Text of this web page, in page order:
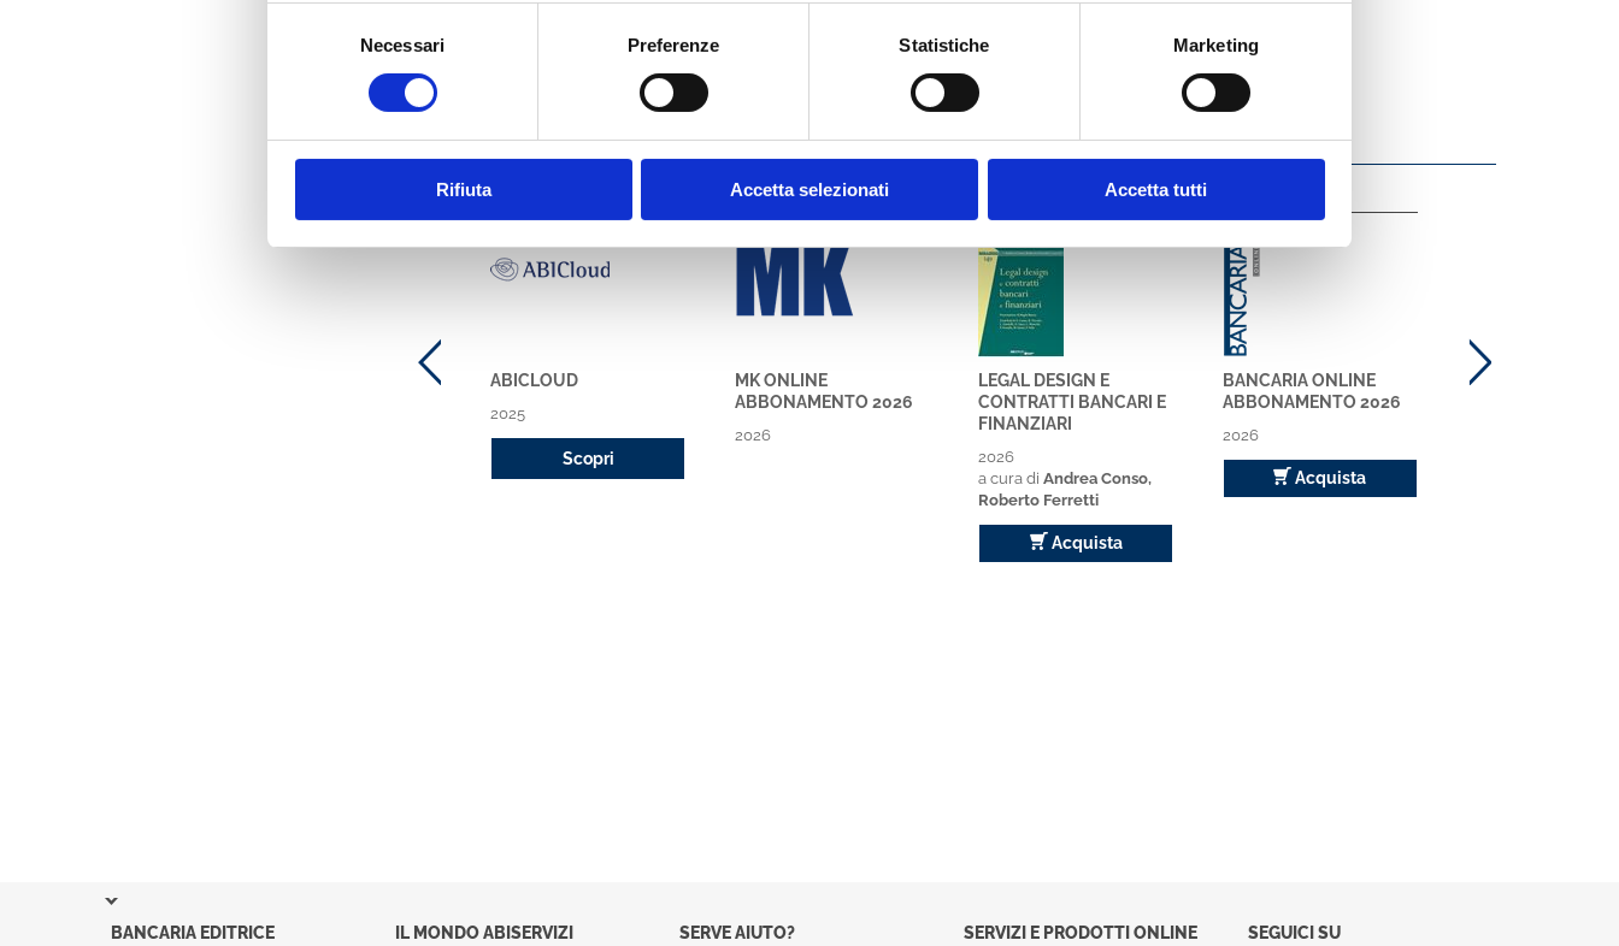
Necessari Preferenze Statistiche Marketing
Rifiuta Accetta selezionati Accetta tutti
Ti potrebbe interessare anche
ABICLOUD
BANCARIA ONLINE
ABBONAMENTO 2026
2026
Acquista
LEGAL DESIGN E
CONTRATTI BANCARI E
FINANZIARI
2026
a cura di Andrea Conso,
Roberto Ferretti
Acquista
MK
MK ONLINE
ABBONAMENTO 2026
2026
ABICloud
ABICLOUD
2025
Scopri
BANCARIA EDITRICE IL MONDO ABISERVIZI SERVE AIUTO? SERVIZI E PRODOTTI ONLINE SEGUICI SU